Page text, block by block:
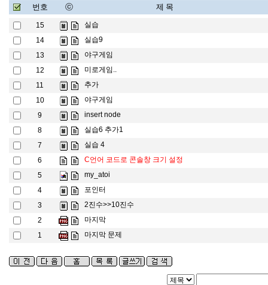
번호 ⓒ 제 목
15
실습
14
실습9
13
야구게임
12
미로게임..
11
추가
10
야구게임
9
insert node
8
실습6 추가1
7
실습 4
6
C언어 코드로 콘솔창 크기 설정
5
my_atoi
4
포인터
3
2진수>>10진수
2
마지막
1
마지막 문제